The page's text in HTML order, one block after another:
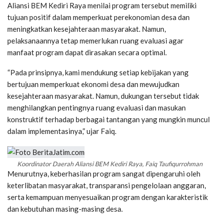
Aliansi BEM Kediri Raya menilai program tersebut memiliki
tujuan positif dalam memperkuat perekonomian desa dan
meningkatkan kesejahteraan masyarakat. Namun,
pelaksanaannya tetap memerlukan ruang evaluasi agar
manfaat program dapat dirasakan secara optimal.
“Pada prinsipnya, kami mendukung setiap kebijakan yang
bertujuan memperkuat ekonomi desa dan mewujudkan
kesejahteraan masyarakat. Namun, dukungan tersebut tidak
menghilangkan pentingnya ruang evaluasi dan masukan
konstruktif terhadap berbagai tantangan yang mungkin muncul
dalam implementasinya,” ujar Faiq.
Koordinator Daerah Aliansi BEM Kediri Raya, Faiq Taufiqurrohman
Menurutnya, keberhasilan program sangat dipengaruhi oleh
keterlibatan masyarakat, transparansi pengelolaan anggaran,
serta kemampuan menyesuaikan program dengan karakteristik
dan kebutuhan masing-masing desa.